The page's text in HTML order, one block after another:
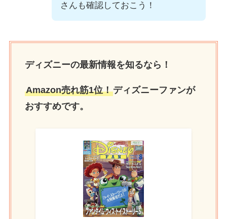
さんも確認しておこう！
ディズニーの最新情報を知るなら！
Amazon売れ筋1位！ディズニーファンが
おすすめです。